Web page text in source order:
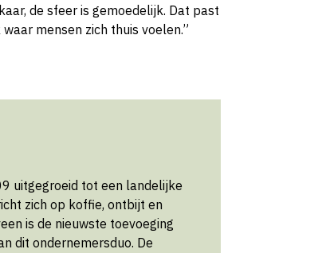
de sfeer is gemoedelijk. Dat past
mensen zich thuis voelen.”
uitgegroeid tot een landelijke
zich op koffie, ontbijt en
is de nieuwste toevoeging
dit ondernemersduo. De